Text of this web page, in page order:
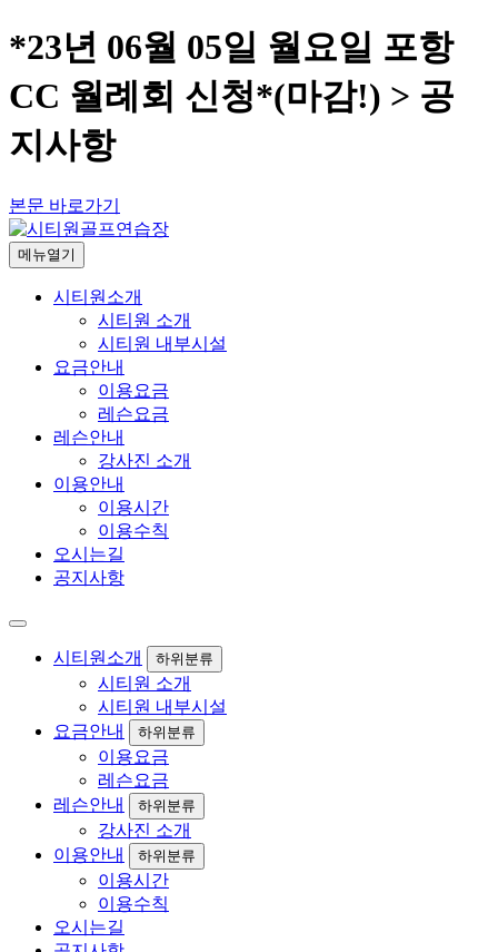
*23년 06월 05일 월요일 포항
CC 월례회 신청*(마감!) > 공
지사항
본문 바로가기
메뉴열기
시티원소개
시티원 소개
시티원 내부시설
요금안내
이용요금
레슨요금
레슨안내
강사진 소개
이용안내
이용시간
이용수칙
오시는길
공지사항
시티원소개 하위분류
시티원 소개
시티원 내부시설
요금안내
하위분류
이용요금
레슨요금
레슨안내
하위분류
강사진 소개
이용안내
하위분류
이용시간
이용수칙
오시는길